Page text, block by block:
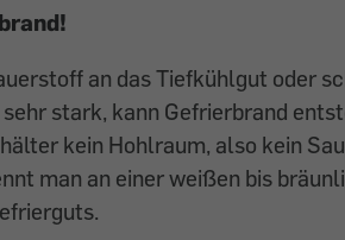
an das Tiefkühlgut oder
stark, kann Gefrierbrand
kein Hohlraum, also kein
man an einer weißen bis